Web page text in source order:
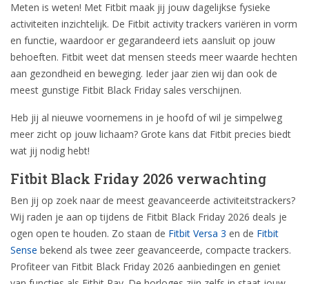
Meten is weten! Met Fitbit maak jij jouw dagelijkse fysieke
activiteiten inzichtelijk. De Fitbit activity trackers variëren in vorm
en functie, waardoor er gegarandeerd iets aansluit op jouw
behoeften. Fitbit weet dat mensen steeds meer waarde hechten
aan gezondheid en beweging. Ieder jaar zien wij dan ook de
meest gunstige Fitbit Black Friday sales verschijnen.
Heb jij al nieuwe voornemens in je hoofd of wil je simpelweg
meer zicht op jouw lichaam? Grote kans dat Fitbit precies biedt
wat jij nodig hebt!
Fitbit Black Friday 2026 verwachting
Ben jij op zoek naar de meest geavanceerde activiteitstrackers?
Wij raden je aan op tijdens de Fitbit Black Friday 2026 deals je
ogen open te houden. Zo staan de Fitbit Versa 3 en de Fitbit
Sense bekend als twee zeer geavanceerde, compacte trackers.
Profiteer van Fitbit Black Friday 2026 aanbiedingen en geniet